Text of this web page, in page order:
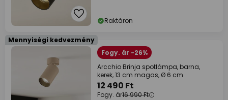
Raktáron
Mennyiségi kedvezmény
Fogy. ár -26%
Arcchio Brinja spotlámpa, barna,
kerek, 13 cm magas, Ø 6 cm
12 490 Ft
Fogy. ár16 990 Ft